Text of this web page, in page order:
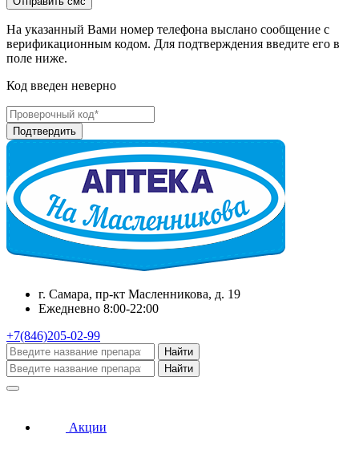
На указанный Вами номер телефона выслано сообщение с
верификационным кодом. Для подтверждения введите его в
поле ниже.
Код введен неверно
г. Самара, пр-кт Масленникова, д. 19
Ежедневно 8:00-22:00
+7(846)205-02-99
Найти
Найти
Акции